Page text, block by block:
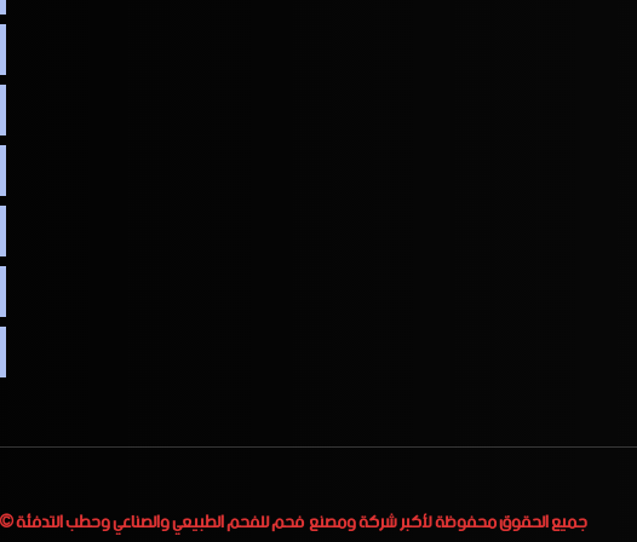
جميع الحقوق محفوظة لأكبرشركة ومصنع فحم للفحم الطبيعي والصناعي وحطب التدفئة© 2023